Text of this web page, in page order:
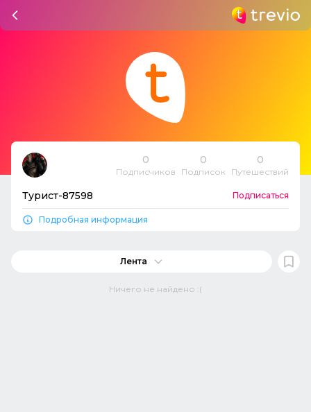
0
Подписчиков
0
Подписок
0
Путешествий
Турист-87598 Подписаться
Подробная информация
Лента
Ничего не найдено :(